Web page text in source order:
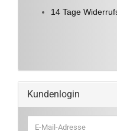
14 Tage
Kundenlogin
E-